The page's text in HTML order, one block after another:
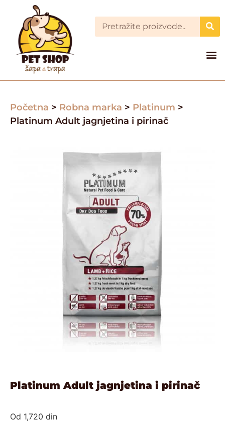
Početna > Robna marka > Platinum >
Platinum Adult jagnjetina i pirinač
Platinum Adult jagnjetina i pirinač
Od 1,720 din